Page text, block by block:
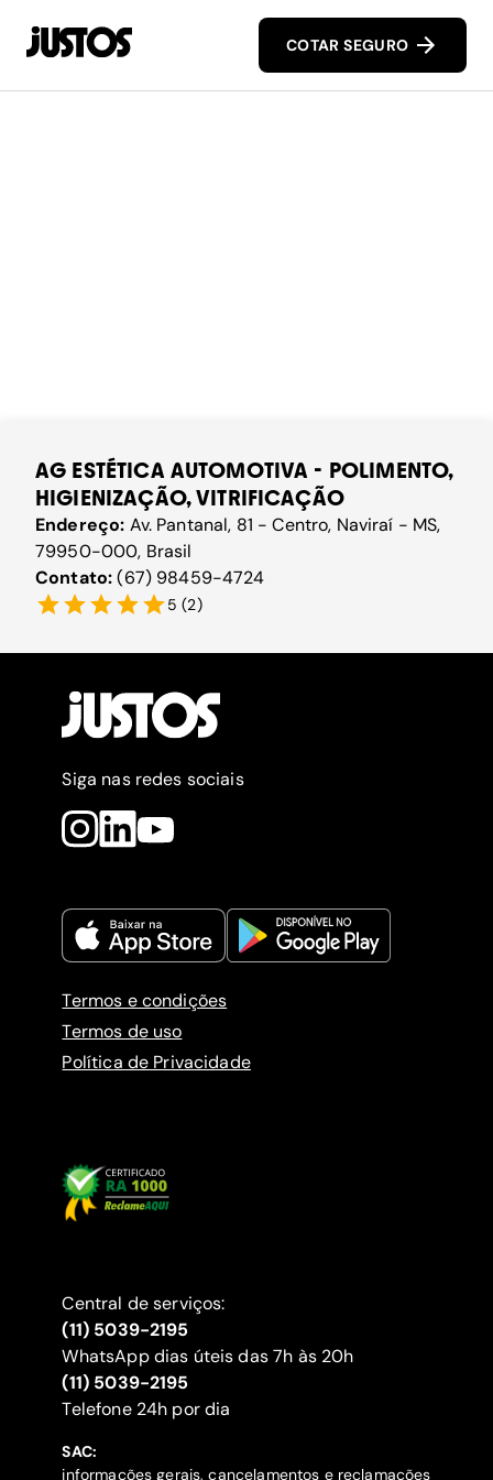
COTAR SEGURO
AG ESTÉTICA AUTOMOTIVA - POLIMENTO,
HIGIENIZAÇÃO, VITRIFICAÇÃO
Endereço: Av. Pantanal, 81 - Centro, Naviraí - MS,
79950-000, Brasil
Contato:(67) 98459-4724
5 (2)
Siga nas redes sociais
Termos e condições
Termos de uso
Política de Privacidade
Central de serviços:
(11) 5039-2195
WhatsApp dias úteis das 7h às 20h
(11) 5039-2195
‍Telefone 24h por dia
SAC:
informações gerais, cancelamentos e reclamações